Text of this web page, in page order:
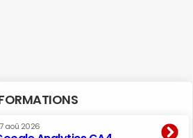
aoû 2026